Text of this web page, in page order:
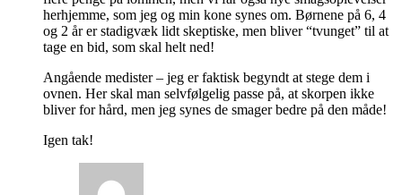
herhjemme, som jeg og min kone synes om. Børnene på 6, 4
og 2 år er stadigvæk lidt skeptiske, men bliver “tvunget” til at
tage en bid, som skal helt ned!
Angående medister – jeg er faktisk begyndt at stege dem i
ovnen. Her skal man selvfølgelig passe på, at skorpen ikke
bliver for hård, men jeg synes de smager bedre på den måde!
Igen tak!